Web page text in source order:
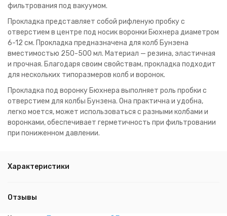
фильтрования под вакуумом.
Прокладка представляет собой рифленую пробку с
отверстием в центре под носик воронки Бюхнера диаметром
6-12 см. Прокладка предназначена для колб Бунзена
вместимостью 250-500 мл. Материал — резина, эластичная
и прочная. Благодаря своим свойствам, прокладка подходит
для нескольких типоразмеров колб и воронок.
Прокладка под воронку Бюхнера выполняет роль пробки с
отверстием для колбы Бунзена. Она практична и удобна,
легко моется, может использоваться с разными колбами и
воронками, обеспечивает герметичность при фильтровании
при пониженном давлении.
Характеристики
Отзывы